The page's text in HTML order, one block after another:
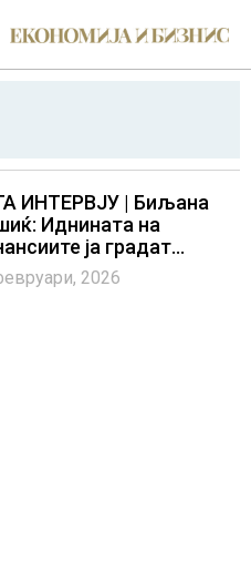
ИНТЕРВЈУ | Биљана
Иднината на
ја градат
системи −
на Иуте
2026